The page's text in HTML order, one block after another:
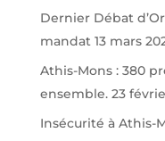
Dernier Débat
mandat 13 mars
Athis-Mons : 380
ensemble. 23
Insécurité à Athis-